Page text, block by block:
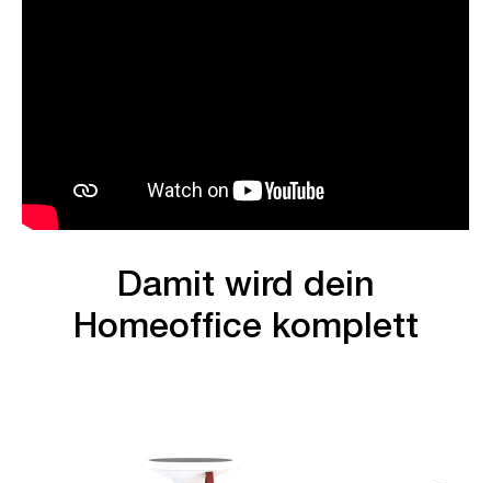
Damit wird dein
Homeoffice komplett